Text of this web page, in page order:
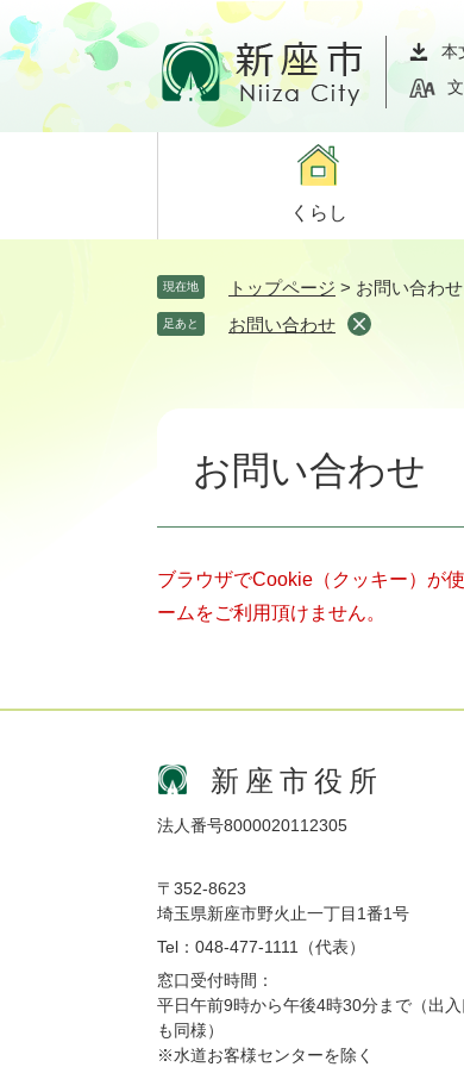
ペ
ー
ジ
メ
ニ
ュ
て
本
くらし
現在地 トップページ > お問い合わせ
足あと お問い合わせ
お問い合わせ
ブラウザでCookie（クッキー）が
ームをご利用頂けません。
新座市役所
法人番号8000020112305
〒352-8623
埼玉県新座市野火止一丁目1番1号
Tel：048-477-1111（代表）
窓口受付時間：
平日午前9時から午後4時30分まで（出入
も同様）
※水道お客様センターを除く